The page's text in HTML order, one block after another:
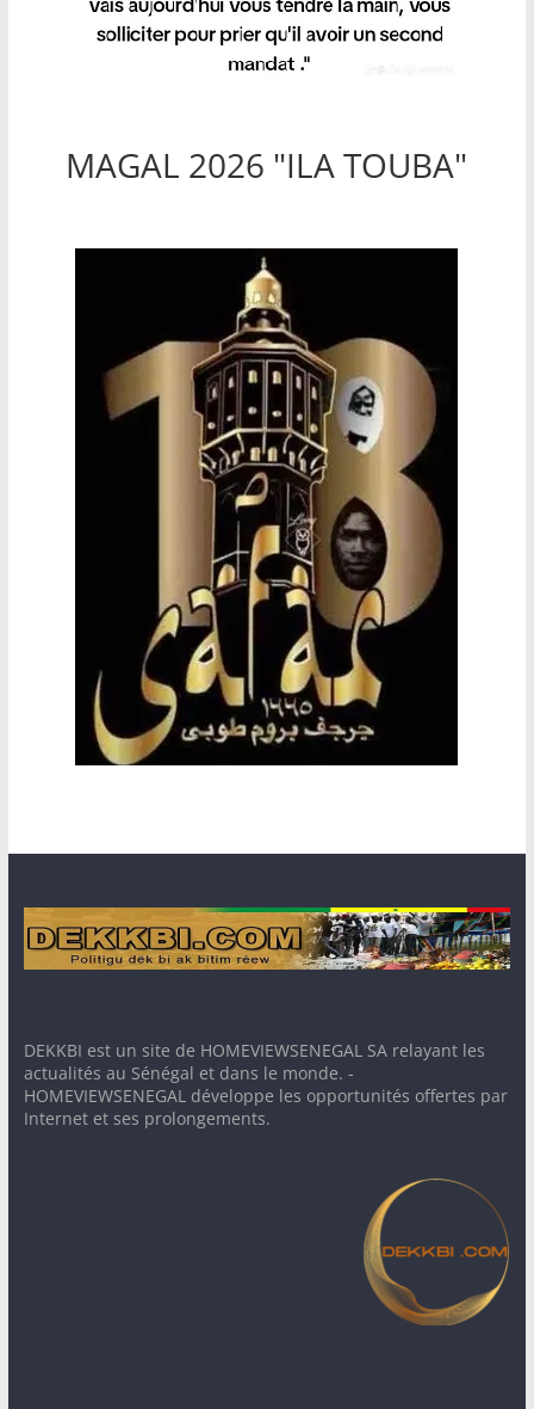
MAGAL 2026 "ILA TOUBA"
DEKKBI est un site de HOMEVIEWSENEGAL SA relayant les
actualités au Sénégal et dans le monde. -
HOMEVIEWSENEGAL développe les opportunités offertes par
Internet et ses prolongements.